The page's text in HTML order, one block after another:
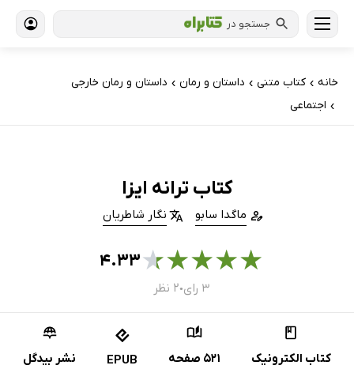
جستجو در
خانه › کتاب‌ متنی › داستان و رمان › داستان و رمان خارجی
› اجتماعی
کتاب ترانه ایزا
ماگدا سابو نگار شاطریان
★
★
★
★
★۴.۳۳
۳ رای ● ۲ نظر
کتاب الکترونیک 521 صفحه EPUB نشر بیدگل